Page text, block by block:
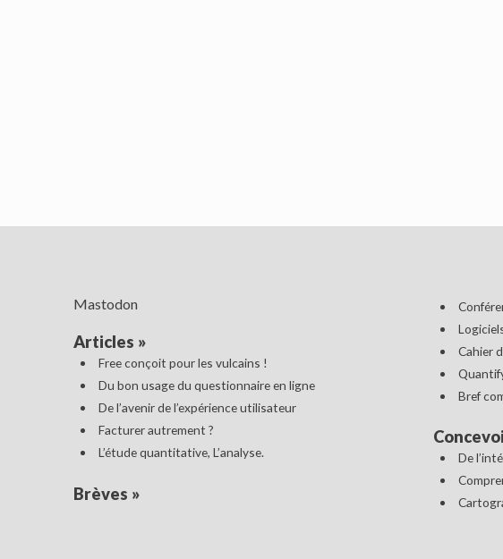
Mastodon
Articles »
Free conçoit pour les vulcains !
Du bon usage du questionnaire en ligne
De l’avenir de l’expérience utilisateur
Facturer autrement ?
L’étude quantitative, L’analyse.
Brèves »
Cahier
Bref
De